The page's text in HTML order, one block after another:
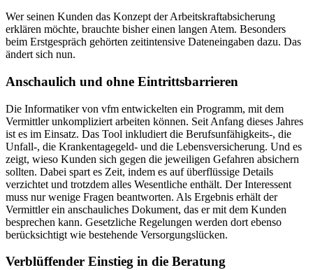
Wer seinen Kunden das Konzept der Arbeitskraftabsicherung
erklären möchte, brauchte bisher einen langen Atem. Besonders
beim Erstgespräch gehörten zeitintensive Dateneingaben dazu. Das
ändert sich nun.
Anschaulich und ohne Eintrittsbarrieren
Die Informatiker von vfm entwickelten ein Programm, mit dem
Vermittler unkompliziert arbeiten können. Seit Anfang dieses Jahres
ist es im Einsatz. Das Tool inkludiert die Berufsunfähigkeits-, die
Unfall-, die Krankentagegeld- und die Lebensversicherung. Und es
zeigt, wieso Kunden sich gegen die jeweiligen Gefahren absichern
sollten. Dabei spart es Zeit, indem es auf überflüssige Details
verzichtet und trotzdem alles Wesentliche enthält. Der Interessent
muss nur wenige Fragen beantworten. Als Ergebnis erhält der
Vermittler ein anschauliches Dokument, das er mit dem Kunden
besprechen kann. Gesetzliche Regelungen werden dort ebenso
berücksichtigt wie bestehende Versorgungslücken.
Verblüffender Einstieg in die Beratung